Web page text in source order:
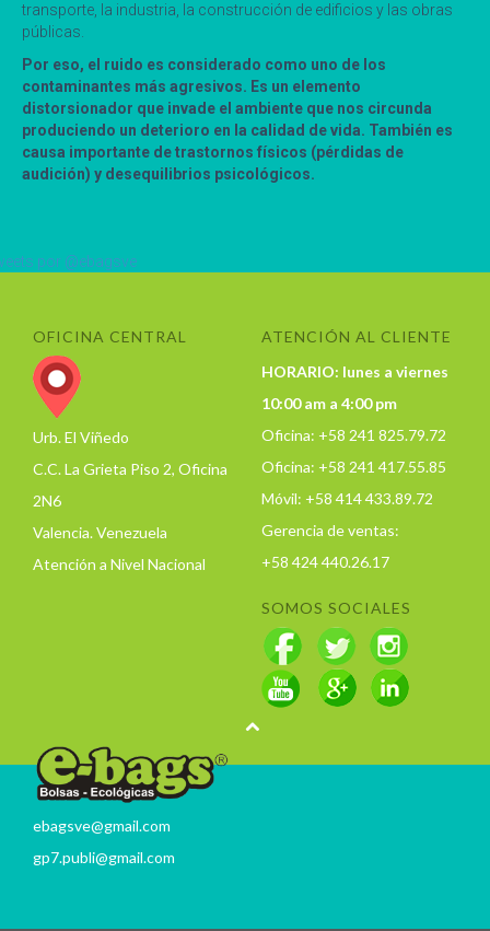
transporte, la industria, la construcción de edificios y las obras
públicas.
Por eso, el ruido es considerado como uno de los
contaminantes más agresivos. Es un elemento
distorsionador que invade el ambiente que nos circunda
produciendo un deterioro en la calidad de vida. También es
causa importante de trastornos físicos (pérdidas de
audición) y desequilibrios psicológicos.
por @ebagsve
OFICINA CENTRAL
Urb. El Viñedo
C.C. La Grieta Piso 2, Oficina
2N6
Valencia. Venezuela
Atención a Nivel Nacional
ATENCIÓN AL CLIENTE
HORARIO: lunes a viernes
10:00 am a 4:00 pm
Oficina: +58 241 825.79.72
Oficina: +58 241 417.55.85
Móvil: +58 414 433.89.72
Gerencia de ventas:
+58 424 440.26.17
SOMOS SOCIALES
ebagsve@gmail.com
gp7.publi@gmail.com